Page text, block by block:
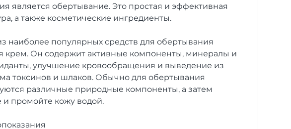
является обертывание. Это простая и эффективная
а также косметические ингредиенты.
наиболее популярных средств для обертывания
крем. Он содержит активные компоненты, минералы и
улучшение кровообращения и выведение из
токсинов и шлаков. Обычно для обертывания
различные природные компоненты, а затем
и промойте кожу водой.